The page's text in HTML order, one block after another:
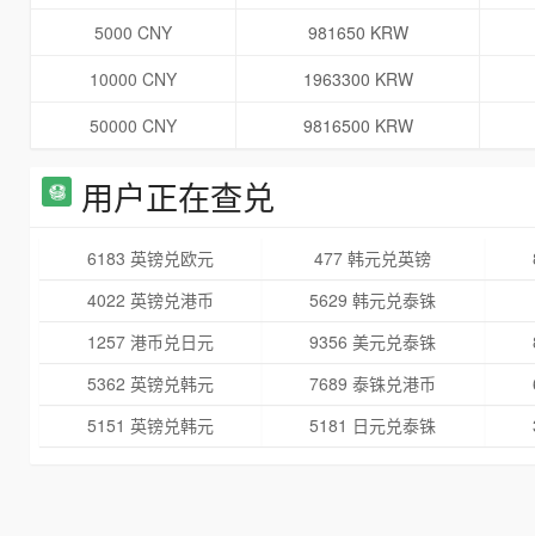
5000 CNY
981650 KRW
10000 CNY
1963300 KRW
50000 CNY
9816500 KRW
用户正在查兑
6183 英镑兑欧元 477 韩元兑英镑
4022 英镑兑港币
5629 韩元兑泰铢
1257 港币兑日元
9356 美元兑泰铢
5362 英镑兑韩元
7689 泰铢兑港币
5151 英镑兑韩元
5181 日元兑泰铢